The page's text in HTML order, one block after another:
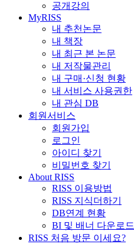
공개강의
MyRISS
내 추천논문
내 책장
내 최근 본 논문
내 저작물관리
내 구매·신청 현황
내 서비스 사용권한
내 관심 DB
회원서비스
회원가입
로그인
아이디 찾기
비밀번호 찾기
About RISS
RISS 이용방법
RISS 지식더하기
DB연계 현황
BI 및 배너 다운로드
RISS 처음 방문 이세요?